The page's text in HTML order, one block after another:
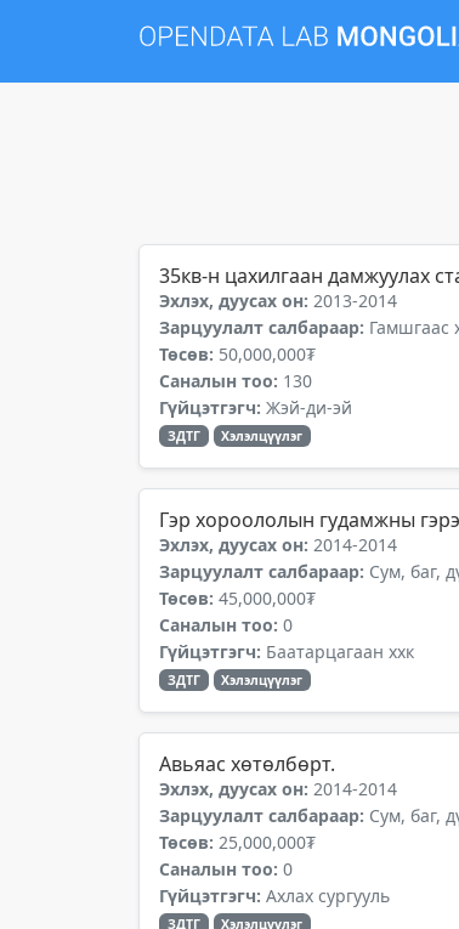
35кв-н цахилгаан дамжуулах
Эхлэх, дуусах он: 2013-2014
Зарцуулалт салбараар: Гамшгаас
Төсөв: 50,000,000₮
Саналын тоо: 130
Гүйцэтгэгч: Жэй-ди-эй
ЗДТГ Хэлэлцүүлэг
Гэр хороололын гудамжны
Эхлэх, дуусах он: 2014-2014
Зарцуулалт салбараар: Сум, баг,
Төсөв: 45,000,000₮
Саналын тоо: 0
Гүйцэтгэгч: Баатарцагаан ххк
ЗДТГ Хэлэлцүүлэг
Авьяас хөтөлбөрт.
Эхлэх, дуусах он: 2014-2014
Зарцуулалт салбараар: Сум, баг,
Төсөв: 25,000,000₮
Саналын тоо: 0
Гүйцэтгэгч: Ахлах сургууль
ЗДТГ Хэлэлцүүлэг